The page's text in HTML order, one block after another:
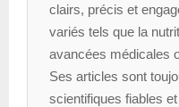
clairs, précis et
variés tels que la
avancées médicales
Ses articles sont
scientifiques fiables